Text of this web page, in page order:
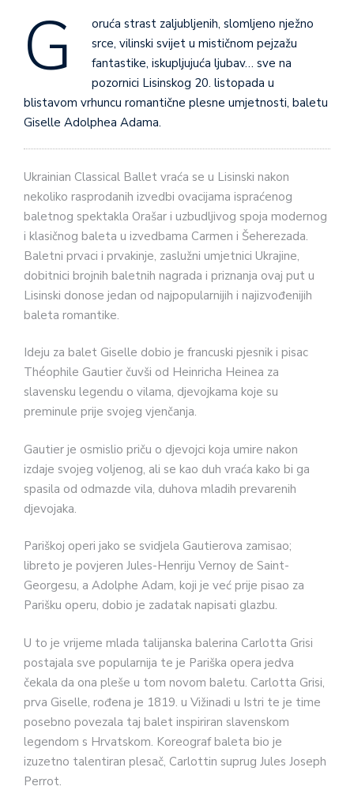
G
oruća strast zaljubljenih, slomljeno nježno
srce, vilinski svijet u mističnom pejzažu
fantastike, iskupljujuća ljubav… sve na
pozornici Lisinskog 20. listopada u
blistavom vrhuncu romantične plesne umjetnosti, baletu
Giselle Adolphea Adama.
Ukrainian Classical Ballet vraća se u Lisinski nakon
nekoliko rasprodanih izvedbi ovacijama ispraćenog
baletnog spektakla Orašar i uzbudljivog spoja modernog
i klasičnog baleta u izvedbama Carmen i Šeherezada.
Baletni prvaci i prvakinje, zaslužni umjetnici Ukrajine,
dobitnici brojnih baletnih nagrada i priznanja ovaj put u
Lisinski donose jedan od najpopularnijih i najizvođenijih
baleta romantike.
Ideju za balet Giselle dobio je francuski pjesnik i pisac
Théophile Gautier čuvši od Heinricha Heinea za
slavensku legendu o vilama, djevojkama koje su
preminule prije svojeg vjenčanja.
Gautier je osmislio priču o djevojci koja umire nakon
izdaje svojeg voljenog, ali se kao duh vraća kako bi ga
spasila od odmazde vila, duhova mladih prevarenih
djevojaka.
Pariškoj operi jako se svidjela Gautierova zamisao;
libreto je povjeren Jules-Henriju Vernoy de Saint-
Georgesu, a Adolphe Adam, koji je već prije pisao za
Parišku operu, dobio je zadatak napisati glazbu.
U to je vrijeme mlada talijanska balerina Carlotta Grisi
postajala sve popularnija te je Pariška opera jedva
čekala da ona pleše u tom novom baletu. Carlotta Grisi,
prva Giselle, rođena je 1819. u Vižinadi u Istri te je time
posebno povezala taj balet inspiriran slavenskom
legendom s Hrvatskom. Koreograf baleta bio je
izuzetno talentiran plesač, Carlottin suprug Jules Joseph
Perrot.